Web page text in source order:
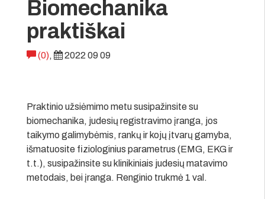
Biomechanika
praktiškai
(0), 2022 09 09
Praktinio užsiėmimo metu susipažinsite su
biomechanika, judesių registravimo įranga, jos
taikymo galimybėmis, rankų ir kojų įtvarų gamyba,
išmatuosite fiziologinius parametrus (EMG, EKG ir
t.t.), susipažinsite su klinikiniais judesių matavimo
metodais, bei įranga. Renginio trukmė 1 val.